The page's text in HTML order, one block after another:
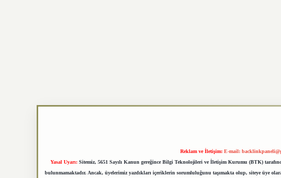
Reklam ve İletişim: E-mail:
Yasal Uyarı: Sitemiz, 5651 Sayılı Kanun gereğince Bilgi Teknolojileri ve İletişim Kurumu (BTK)
bulunmamaktadır. Ancak, üyelerimiz yazdıkları içeriklerin sorumluluğunu taşımakta olup, siteye üye